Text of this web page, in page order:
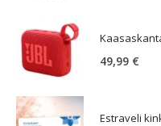
49,99 €
Estraveli